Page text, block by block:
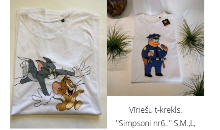
Vīriešu t-krekls.
''Simpsoni nr6..'' S,M.,L,